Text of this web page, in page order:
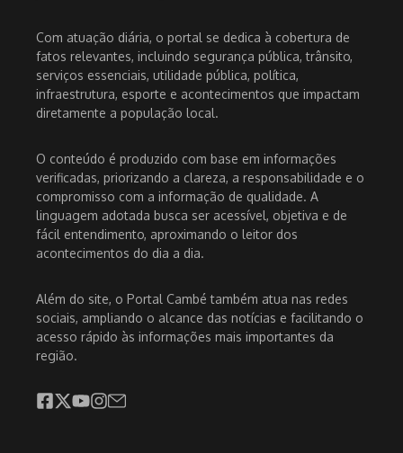
Com atuação diária, o portal se dedica à cobertura de
fatos relevantes, incluindo segurança pública, trânsito,
serviços essenciais, utilidade pública, política,
infraestrutura, esporte e acontecimentos que impactam
diretamente a população local.
O conteúdo é produzido com base em informações
verificadas, priorizando a clareza, a responsabilidade e o
compromisso com a informação de qualidade. A
linguagem adotada busca ser acessível, objetiva e de
fácil entendimento, aproximando o leitor dos
acontecimentos do dia a dia.
Além do site, o Portal Cambé também atua nas redes
sociais, ampliando o alcance das notícias e facilitando o
acesso rápido às informações mais importantes da
região.